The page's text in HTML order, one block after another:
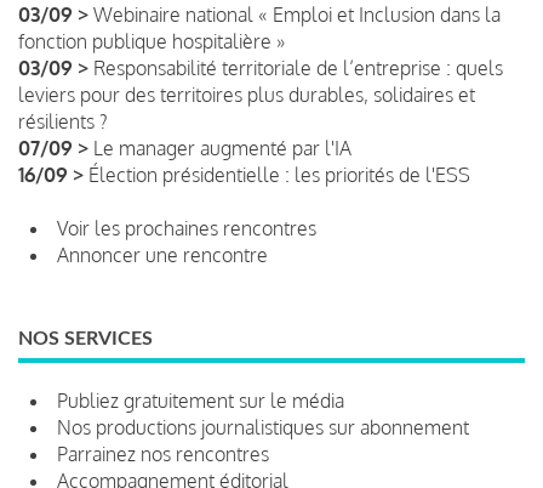
03/09 > Webinaire national « Emploi et Inclusion dans la
fonction publique hospitalière »
03/09 > Responsabilité territoriale de l’entreprise : quels
leviers pour des territoires plus durables, solidaires et
résilients ?
07/09 > Le manager augmenté par l'IA
16/09 > Élection présidentielle : les priorités de l'ESS
Voir les prochaines rencontres
Annoncer une rencontre
NOS SERVICES
Publiez gratuitement sur le média
Nos productions journalistiques sur abonnement
Parrainez nos rencontres
Accompagnement éditorial